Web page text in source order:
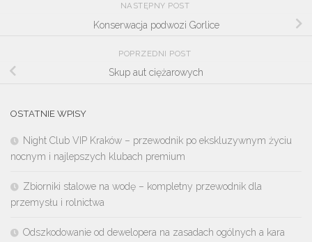
NASTĘPNY POST
Konserwacja podwozi Gorlice
POPRZEDNI POST
Skup aut ciężarowych
OSTATNIE WPISY
Night Club VIP Kraków – przewodnik po ekskluzywnym życiu
nocnym i najlepszych klubach premium
Zbiorniki stalowe na wodę – kompletny przewodnik dla
przemysłu i rolnictwa
Odszkodowanie od dewelopera na zasadach ogólnych a kara